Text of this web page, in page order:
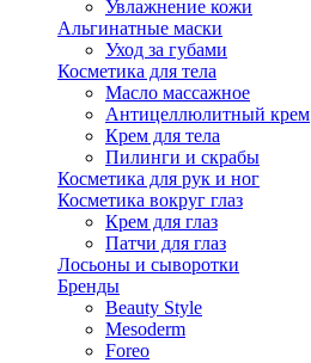
Увлажнение кожи
Альгинатные маски
Уход за губами
Косметика для тела
Масло массажное
Антицеллюлитный крем
Крем для тела
Пилинги и скрабы
Косметика для рук и ног
Косметика вокруг глаз
Крем для глаз
Патчи для глаз
Лосьоны и сыворотки
Бренды
Beauty Style
Mesoderm
Foreo